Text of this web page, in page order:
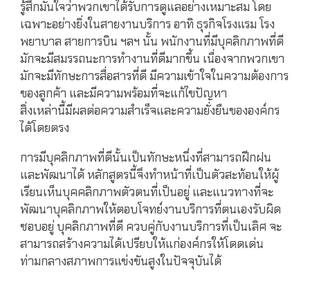
รู้สึกมั่นใจว่าพวกเขาได้รับการดูแลอย่างเหมาะสม โดย
เฉพาะอย่างยิ่งในสายงานบริการ อาทิ ธุรกิจโรงแรม โรง
พยาบาล สายการบิน ฯลฯ นั้น พนักงานที่มีบุคลิกภาพที่ดี
มักจะมีสมรรถนะการทำงานที่ดีมากขึ้น เนื่องจากพวกเขา
มักจะมีทักษะการสื่อสารที่ดี มีความเข้าใจในความต้องการ
ของลูกค้า และมีความพร้อมที่จะแก้ไขปัญหา
สิ่งเหล่านี้มีผลต่อความสำเร็จและความยั่งยืนขององค์กร
ได้โดยตรง
การมีบุคลิกภาพที่ดีนั้นเป็นทักษะหนึ่งที่สามารถฝีกฝน
และพัฒนาได้ หลักสูตรนี้จึงทำหน้าที่เป็นตัวสะท้อนให้ผู้
เรียนเห็นบุคคลิกภาพตัวตนที่เป็นอยู่ และแนวทางที่จะ
พัฒนาบุคลิกภาพให้ตอบโจทย์งานบริการที่ตนเองรับผิด
ชอบอยู่ บุคลิกภาพที่ดี ควบคู่กับงานบริการที่เป็นเลิศ จะ
สามารถสร้างความได้เปรียบให้แก่องค์กรให้โดดเด่น
ท่ามกลางสภาพการแข่งขันสูงในปัจจุบันได้